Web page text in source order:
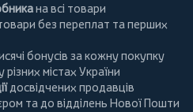
на всі товари
без переплат та перших
бонусів за кожну покупку
різних містах України
досвідчених продавців
та до відділень Нової Пошти